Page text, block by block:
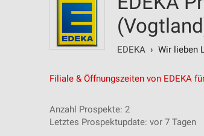
EDEKA › Wir lieben
Filiale & Öffnungszeiten von EDEKA
Anzahl Prospekte: 2
Letztes Prospektupdate: vor 7 Tagen